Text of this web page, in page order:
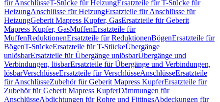
für AnschlüsseT-Stücke für HeizungErsatzteile für T-Stücke für
HeizungAnschlüsse für HeizungErsatzteile für Anschlüsse für
HeizungGeberit Mapress Kupfer, GasErsatzteile für Geberit
Mapress Kupfer, GasMuffenErsatzteile für
MuffenReduktionenErsatzteile für ReduktionenBögenErsatzteile für
BögenT-StückeErsatzteile für T-StückeÜbergänge
unlösbarErsatzteile für Übergänge unlösbarÜbergänge und
Verbindungen, lösbarErsatzteile für Übergänge und Verbindungen,
lösbarVerschlüsseErsatzteile für VerschlüsseAnschlüsseErsatzteile
für AnschlüsseZubehör für Geberit Mapress KupferErsatzteile für
Zubehör für Geberit Mapress KupferDämmungen für
AnschlüsseAbdichtungen für Rohre und FittingsAbdeckungen für